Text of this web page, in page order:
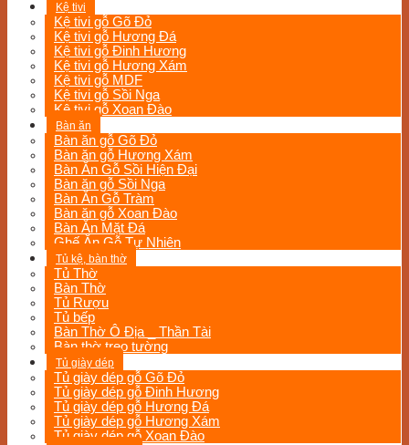
Kệ tivi
Kệ tivi gỗ Gõ Đỏ
Kệ tivi gỗ Hương Đá
Kệ tivi gỗ Đinh Hương
Kệ tivi gỗ Hương Xám
Kệ tivi gỗ MDF
Kệ tivi gỗ Sồi Nga
Kệ tivi gỗ Xoan Đào
Bàn ăn
Bàn ăn gỗ Gõ Đỏ
Bàn ăn gỗ Hương Xám
Bàn Ăn Gỗ Sồi Hiện Đại
Bàn ăn gỗ Sồi Nga
Bàn Ăn Gỗ Tràm
Bàn ăn gỗ Xoan Đào
Bàn Ăn Mặt Đá
Ghế Ăn Gỗ Tự Nhiên
Tủ kệ, bàn thờ
Tủ Thờ
Bàn Thờ
Tủ Rượu
Tủ bếp
Bàn Thờ Ô Địa _ Thần Tài
Bàn thờ treo tường
Tủ giày dép
Tủ giày dép gỗ Gõ Đỏ
Tủ giày dép gỗ Đinh Hương
Tủ giày dép gỗ Hương Đá
Tủ giày dép gỗ Hương Xám
Tủ giày dép gỗ Xoan Đào